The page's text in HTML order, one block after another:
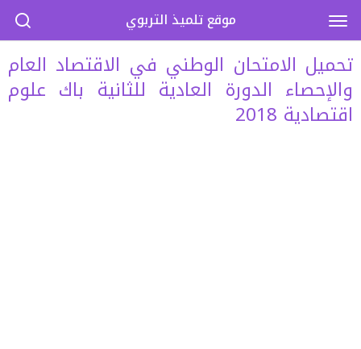
تحميل الامتحان الوطني في الاقتصاد العام
والإحصاء الدورة العادية للثانية باك علوم
اقتصادية 2018
موقع تلميذ التربوي